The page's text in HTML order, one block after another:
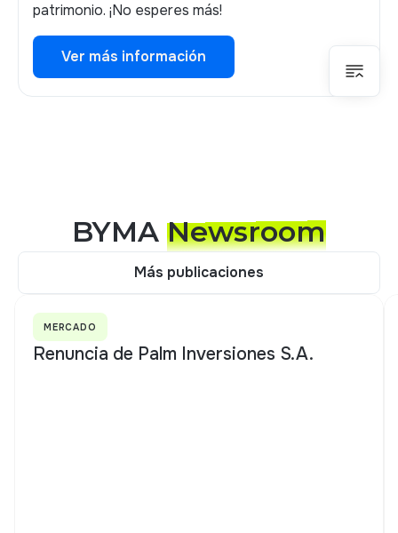
patrimonio. ¡No esperes más!
Ver más información
BYMA Newsroom
Más publicaciones
MERCADO
Renuncia de Palm Inversiones S.A.